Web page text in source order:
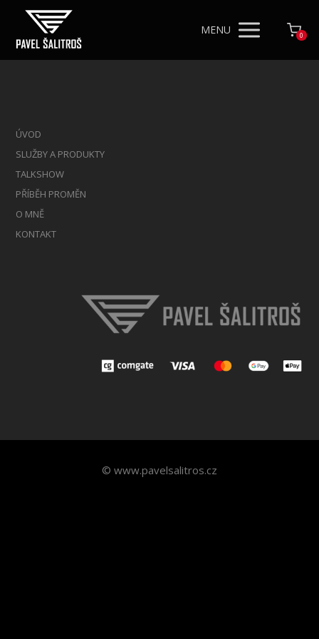
MENU 0
ÚVOD
SLUŽBY A PRODUKTY
TALKSHOW
PŘÍBĚH PROMĚN
O MNĚ
KONTAKT
© www.pavelsalitros.cz